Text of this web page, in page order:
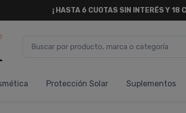
¡ HASTA 6 CUOTAS SIN INTERÉSY 18
Protección Solar Suplementos